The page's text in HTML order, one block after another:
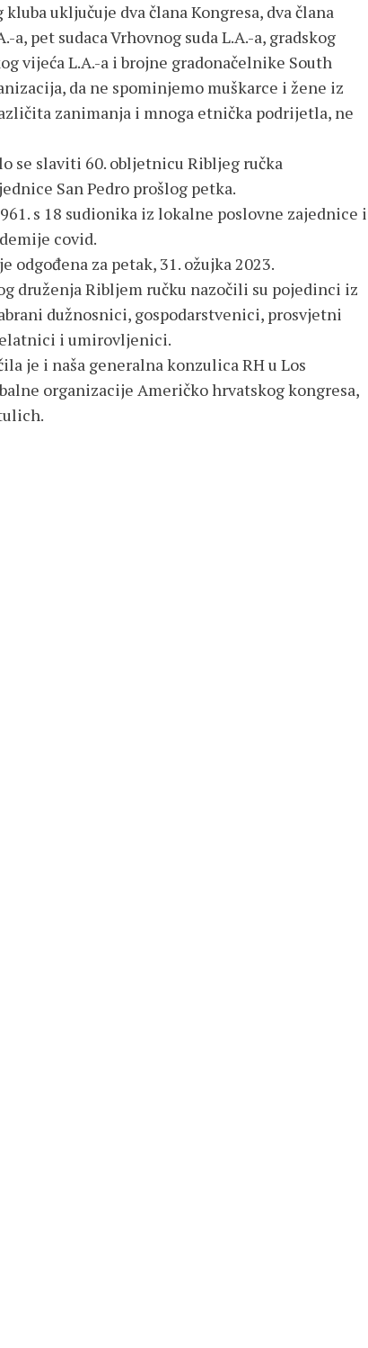
uključuje dva člana Kongresa, dva člana
a, pet sudaca Vrhovnog suda L.A.-a, gradskog
vijeća L.A.-a i brojne gradonačelnike South
da ne spominjemo muškarce i žene iz
zanimanja i mnoga etnička podrijetla, ne
se slaviti 60. obljetnicu Ribljeg ručka
San Pedro prošlog petka.
s 18 sudionika iz lokalne poslovne zajednice i
covid.
odgođena za petak, 31. ožujka 2023.
druženja Ribljem ručku nazočili su pojedinci iz
dužnosnici, gospodarstvenici, prosvjetni
i umirovljenici.
je i naša generalna konzulica RH u Los
organizacije Američko hrvatskog kongresa,